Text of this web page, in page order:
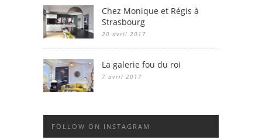
Chez Monique et Régis à
Strasbourg
20 avril 2017
La galerie fou du roi
7 avril 2017
FOLLOW ON INSTAGRAM